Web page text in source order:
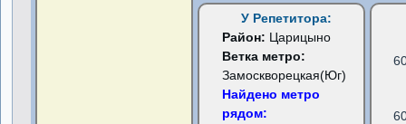
У Репетитора:
Район: Царицыно
Ветка метро:
Замоскворецкая(Юг)
Найдено метро
рядом: